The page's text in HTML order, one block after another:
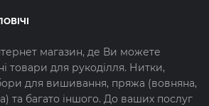
магазин, де Ви можете
товари для рукоділля. Нитки,
для вишивання, пряжа (вовняна,
та багато іншого. До ваших послуг